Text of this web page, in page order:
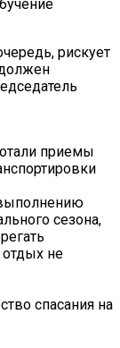
рискует
приемы
выполнению
сезона,
отдых не
спасания на